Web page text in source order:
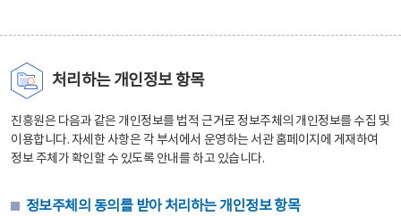
처리하는 개인정보 항목
진흥원은 다음과 같은 개인정보를 법적 근거로 정보주체의 개인정보를 수집 및
이용합니다. 자세한 사항은 각 부서에서 운영하는 서관 홈페이지에 게재하여
정보 주체가 확인할 수 있도록 안내를 하고 있습니다.
정보주체의 동의를 받아 처리하는 개인정보 항목